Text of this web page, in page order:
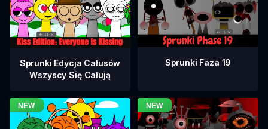
Sprunki Edycja Całusów
Wszyscy Się Całują
Sprunki Faza 19